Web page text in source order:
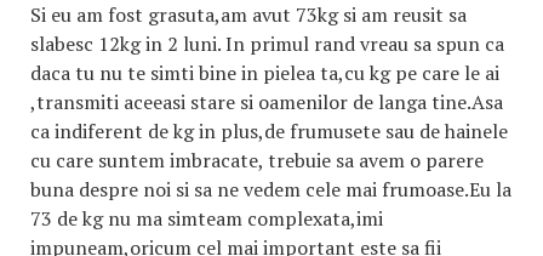
Si eu am fost grasuta,am avut 73kg si am reusit sa
slabesc 12kg in 2 luni. In primul rand vreau sa spun ca
daca tu nu te simti bine in pielea ta,cu kg pe care le ai
,transmiti aceeasi stare si oamenilor de langa tine.Asa
ca indiferent de kg in plus,de frumusete sau de hainele
cu care suntem imbracate, trebuie sa avem o parere
buna despre noi si sa ne vedem cele mai frumoase.Eu la
73 de kg nu ma simteam complexata,imi
impuneam,oricum cel mai important este sa fii